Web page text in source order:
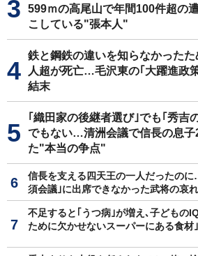
599ｍの高尾山で年間100件超の
こしている"張本人"
鉄と鋼鉄の違いを知らなかった
人超が死亡…毛沢東の｢大躍進政
結末
｢織田家の後継者選び｣でも｢秀吉
でもない…清洲会議で信長の息子
た"本当の争点"
信長を支える四天王の一人だったの
須会議｣に出席できなかった武将の哀
不足すると｢うつ病｣が増え､子どもの
ために欠かせないスーパーにある食材｣